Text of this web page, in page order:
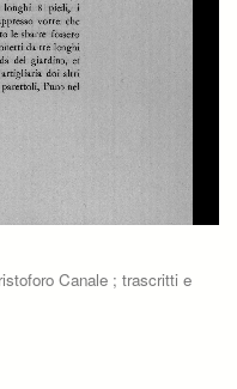
Canale ; trascritti e